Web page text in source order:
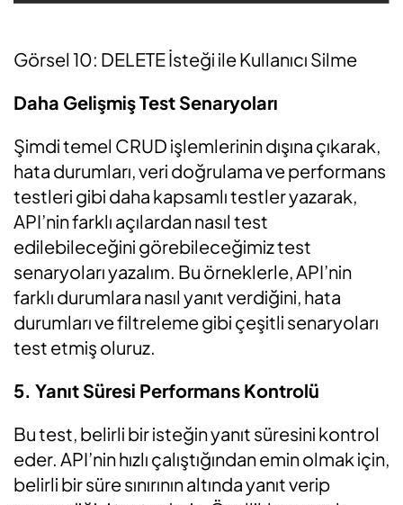
Görsel 10: DELETE İsteği ile Kullanıcı Silme
Daha Gelişmiş Test Senaryoları
Şimdi temel CRUD işlemlerinin dışına çıkarak,
hata durumları, veri doğrulama ve performans
testleri gibi daha kapsamlı testler yazarak,
API’ninfarklı açılardan nasıl test
edilebileceğini görebileceğimiz test
senaryoları yazalım. Bu örneklerle, API’nin
farklı durumlara nasıl yanıt verdiğini, hata
durumları ve filtreleme gibi çeşitli senaryoları
test etmiş oluruz.
5. Yanıt Süresi Performans Kontrolü
Bu test, belirli bir isteğin yanıt süresini kontrol
eder. API’nin hızlı çalıştığından emin olmak için,
belirli bir süre sınırının altında yanıt verip